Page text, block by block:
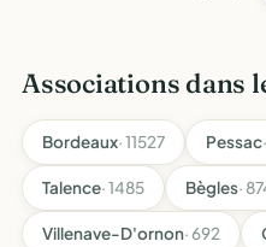
Associations dans
Bordeaux· 11527 Pessac
Talence· 1485 Bègles·
Villenave-D'ornon· 692